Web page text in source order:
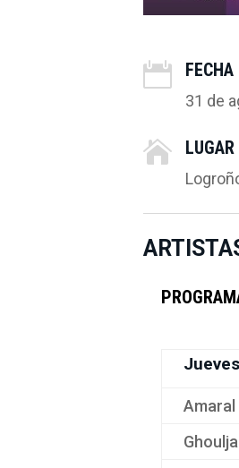
 FECHA
31 de
 LUGAR
Amaral